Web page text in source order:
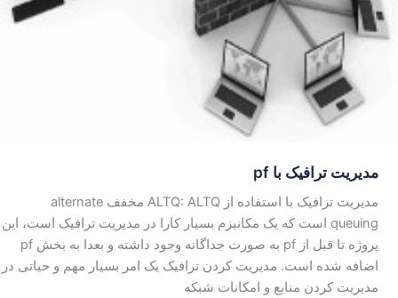
مدیریت ترافیک با pf
مدیریت ترافیک با استفاده از ALTQ: ALTQ مخفف alternate
queuing است که یک مکانیزم بسیار کارا در مدیریت ترافیک است، این
پروژه تا قبل از pf به صورت جداگانه وجود داشته و بعدا به بخش pf
اضافه شده است. مدیریت کردن ترافیک یک امر بسیار مهم و حیاتی در
مدیریت کردن منابع و امکانات شبکه